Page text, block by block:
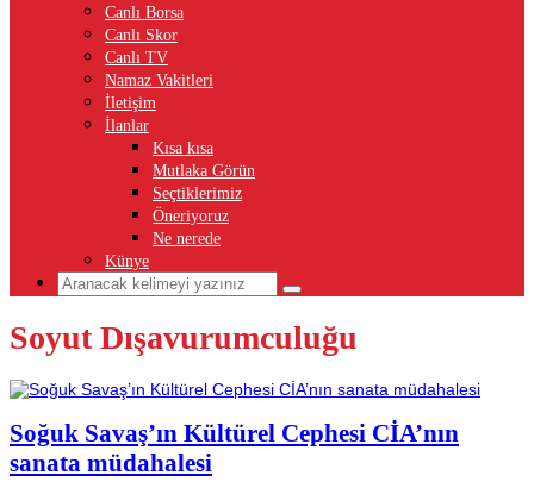
Canlı Borsa
Canlı Skor
Canlı TV
Namaz Vakitleri
İletişim
İlanlar
Kısa kısa
Mutlaka Görün
Seçtiklerimiz
Öneriyoruz
Ne nerede
Künye
Soyut Dışavurumculuğu
Soğuk Savaş’ın Kültürel Cephesi CİA’nın
sanata müdahalesi